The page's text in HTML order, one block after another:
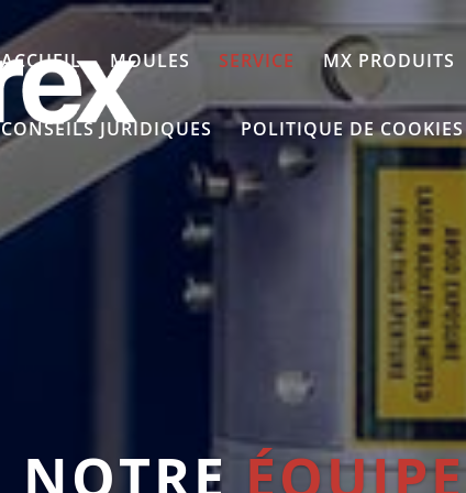
ACCUEIL MOULES SERVICE MX PRODUITS
CONSEILS JURIDIQUES POLITIQUE DE COOKIES
NOTRE ÉQUIPE